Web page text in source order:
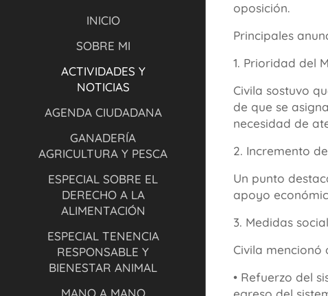
INICIO
SOBRE MI
ACTIVIDADES Y
NOTICIAS
AGENDA CIUDADANA
GANADERÍA
AGRICULTURA Y PESCA
ESPECIAL SOBRE EL
DERECHO A LA
ALIMENTACIÓN
ESPECIAL TENENCIA
RESPONSABLE Y
BIENESTAR ANIMAL
MANO A MANO
oposición.
Principales
1. Prioridad del
Civila sostuvo
de que se
necesidad de
2. Incremento
Un punto
apoyo
3. Medidas
Civila mencionó
• Refuerzo del